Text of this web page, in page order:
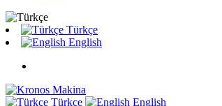
Türkçe
English
Türkçe English